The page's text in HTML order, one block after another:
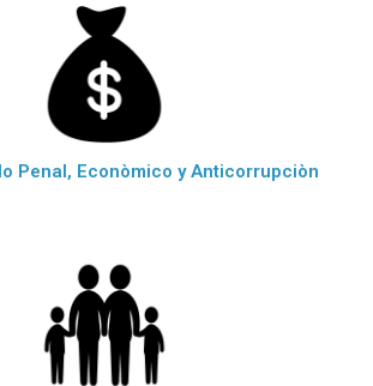
Penal, Econòmico y Anticorrupciòn